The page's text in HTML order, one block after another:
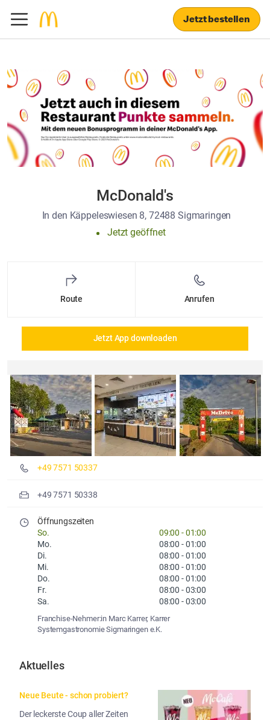
Jetzt bestellen
McDonald's
In den Käppeleswiesen 8, 72488 Sigmaringen
Jetzt geöffnet
Route Anrufen
Jetzt App downloaden
Details und Fotos
+49 7571 50337
+49 7571 50338
Öffnungszeiten
So.
09:00 -01:00
Mo.
08:00 -01:00
Di.
08:00 -01:00
Mi.
08:00 -01:00
Do.
08:00 -01:00
Fr.
08:00 -03:00
Sa.
08:00 -03:00
Franchise-Nehmer:in Marc Karrer, Karrer
Systemgastronomie Sigmaringen e.K.
Aktuelles
Neue Beute - schon probiert?
Der leckerste Coup aller Zeiten